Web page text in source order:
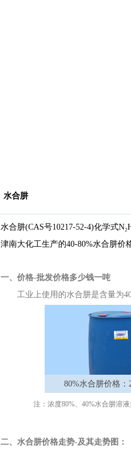
水合肼
水合肼(CAS号10217-52-4)化学式
津南大化工生产的40-80%水合肼价
一、价格-批发价格多少钱一吨
工业上使用的水合肼是含量为
80%水合肼价格：
注：浓度80%、40%水合肼溶
二、水合肼价格走势-及其走势图：